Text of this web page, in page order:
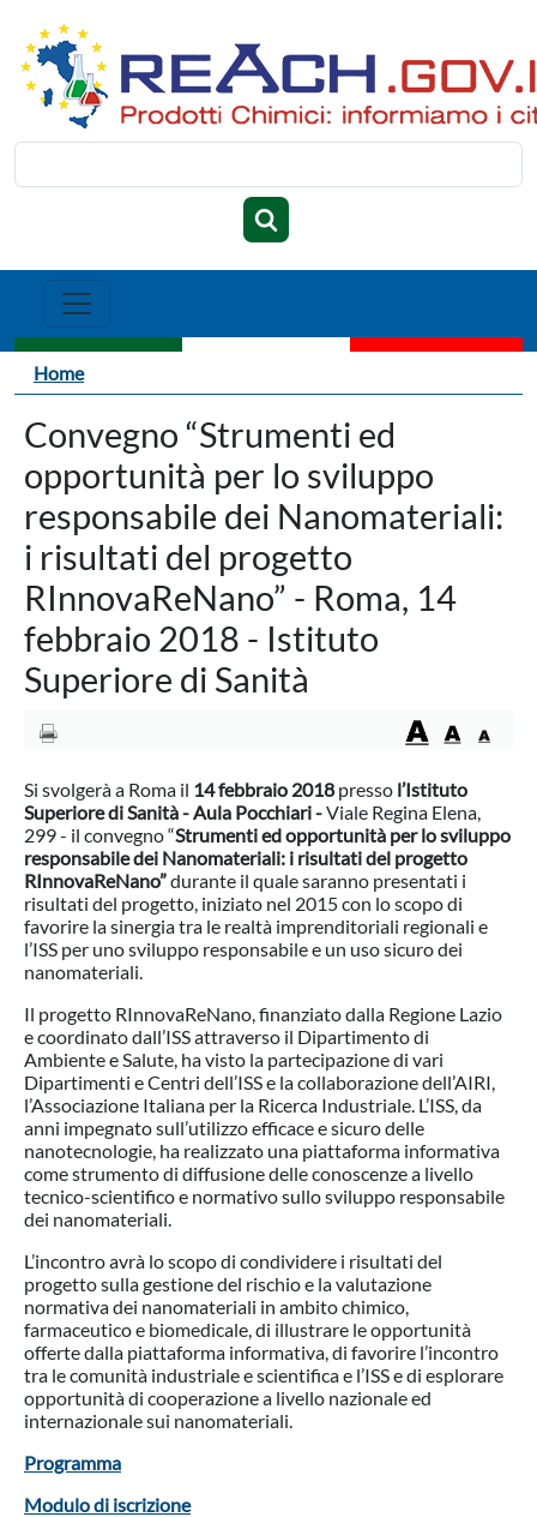
Briciole di pane
Home
Convegno “Strumenti ed
opportunità per lo sviluppo
responsabile dei Nanomateriali:
i risultati del progetto
RInnovaReNano” - Roma, 14
febbraio 2018 - Istituto
Superiore di Sanità
Si svolgerà a Roma il 14 febbraio 2018presso l’Istituto
Superiore di Sanità - Aula Pocchiari -Viale Regina Elena,
299 - il convegno “Strumenti ed opportunità per lo sviluppo
responsabile dei Nanomateriali: i risultati del progetto
RInnovaReNano”durante il quale saranno presentati i
risultati del progetto, iniziato nel 2015 con lo scopo di
favorire la sinergia tra le realtà imprenditoriali regionali e
l’ISS per uno sviluppo responsabile e un uso sicuro dei
nanomateriali.
Il progetto RInnovaReNano, finanziato dalla Regione Lazio
e coordinato dall’ISS attraverso il Dipartimento di
Ambiente e Salute, ha visto la partecipazione di vari
Dipartimenti e Centri dell’ISS e la collaborazione dell’AIRI,
l’Associazione Italiana per la Ricerca Industriale. L’ISS, da
anni impegnato sull’utilizzo efficace e sicuro delle
nanotecnologie, ha realizzato una piattaforma informativa
come strumento di diffusione delle conoscenze a livello
tecnico-scientifico e normativo sullo sviluppo responsabile
dei nanomateriali.
L’incontro avrà lo scopo di condividere i risultati del
progetto sulla gestione del rischio e la valutazione
normativa dei nanomateriali in ambito chimico,
farmaceutico e biomedicale, di illustrare le opportunità
offerte dalla piattaforma informativa, di favorire l’incontro
tra le comunità industriale e scientifica e l’ISS e di esplorare
opportunità di cooperazione a livello nazionale ed
internazionale sui nanomateriali.
Programma
Modulo di iscrizione